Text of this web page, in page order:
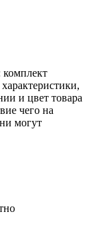
и цвет товара
чего на
могут